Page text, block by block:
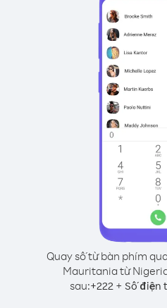
Quay số từ bàn phím
Mauritania từ
sau:+222+ Số điện